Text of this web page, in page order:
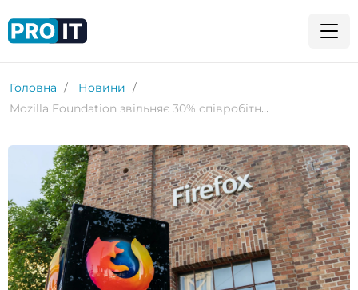
Головна
Новини
Mozilla Foundation звільняє 30% співробітників і припиняє роботу з адвокації